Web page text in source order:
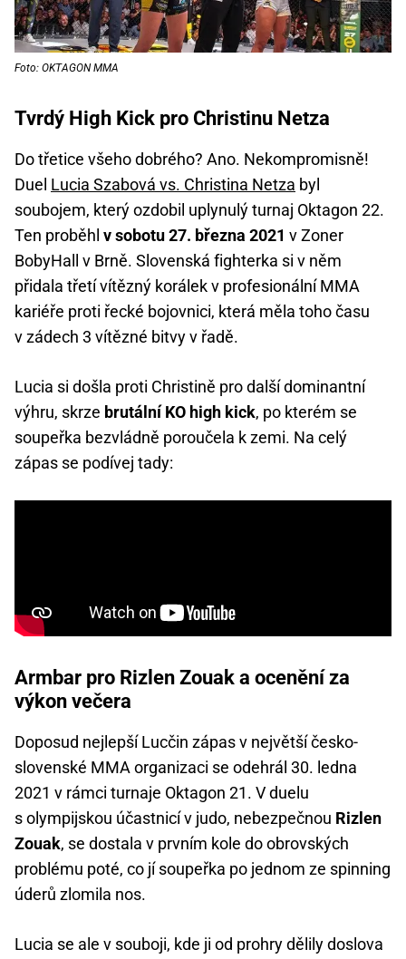
Foto: OKTAGON MMA
Tvrdý High Kick pro Christinu Netza
Do třetice všeho dobrého? Ano. Nekompromisně!
Duel Lucia Szabová vs. Christina Netza byl
soubojem, který ozdobil uplynulý turnaj Oktagon 22.
Ten proběhl v sobotu 27. března 2021 v Zoner
BobyHall v Brně. Slovenská fighterka si v něm
přidala třetí vítězný korálek v profesionální MMA
kariéře proti řecké bojovnici, která měla toho času
v zádech 3 vítězné bitvy v řadě.
Lucia si došla proti Christině pro další dominantní
výhru, skrze brutální KO high kick, po kterém se
soupeřka bezvládně poroučela k zemi. Na celý
zápas se podívej tady:
Armbar pro Rizlen Zouak a ocenění za
výkon večera
Doposud nejlepší Lucčin zápas v největší česko-
slovenské MMA organizaci se odehrál 30. ledna
2021 v rámci turnaje Oktagon 21. V duelu
s olympijskou účastnicí v judo, nebezpečnou Rizlen
Zouak, se dostala v prvním kole do obrovských
problému poté, co jí soupeřka po jednom ze spinning
úderů zlomila nos.
Lucia se ale v souboji, kde ji od prohry dělily doslova